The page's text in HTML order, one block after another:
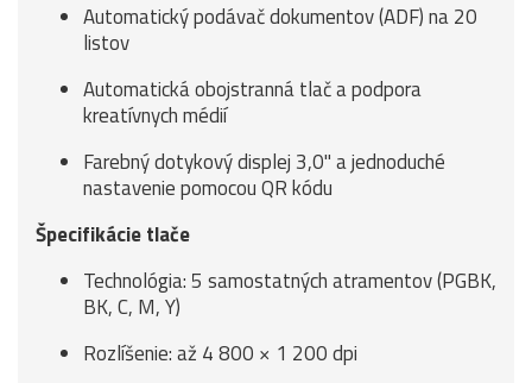
Automatický podávač dokumentov (ADF) na 20
listov
Automatická obojstranná tlač a podpora
kreatívnych médií
Farebný dotykový displej 3,0" a jednoduché
nastavenie pomocou QR kódu
Špecifikácie tlače
Technológia: 5 samostatných atramentov (PGBK,
BK, C, M, Y)
Rozlíšenie: až 4 800 × 1 200 dpi